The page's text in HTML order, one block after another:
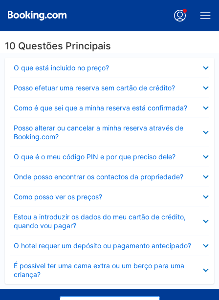
10 Questões Principais
O que está incluído no preço?
fechado
Posso efetuar uma reserva sem cartão de crédito?
fechado
Como é que sei que a minha reserva está confirmada?
fechado
Posso alterar ou cancelar a minha reserva através de
Booking.com?
fechado
O que é o meu código PIN e por que preciso dele?
fechado
Onde posso encontrar os contactos da propriedade?
fechado
Como posso ver os preços?
fechado
Estou a introduzir os dados do meu cartão de crédito,
quando vou pagar?
fechado
O hotel requer um depósito ou pagamento antecipado?
fechado
É possível ter uma cama extra ou um berço para uma
criança?
Elemento
fechado